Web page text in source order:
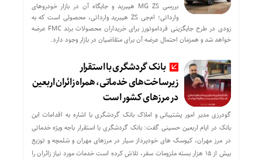
بررسی MG ZS هیبرید و جایگاه آن در بازار خودروهای
وارداتی؛ ام‌جی ZS هیبرید وارداتی، محصولی است که به
زودی در طرح جایگزینی فرداموتورز برای خریداران محصولات برند FMC عرضه
خواهد شد و همزمان احتمال عرضه آن برای متقاضیان در بازار وجود دارد.
بانک گردشگری با استقرار
زیرساخت‌های خدماتی، همراه زائران اربعین
در مرزهای کشور است
گودرزی مدیر امور پشتیبانی و املاک بانک گردشگری با اشاره به اقدامات این
بانک در ایام اربعین حسینی گفت: بانک گردشگری با استقرار باجه ویژه خدماتی
در مرز مهران، کیوسک های خودپرداز سیار در مرزهای مهران و شلمچه و توزیع
بیش از ۱۵ هزار بسته ملزومات سفر، تلاش کرده است خدمات مورد نیاز زائران را